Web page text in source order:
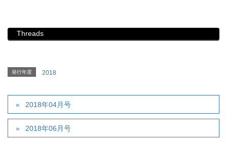
Threads
発行年度 2018
2018年04月号
2018年06月号